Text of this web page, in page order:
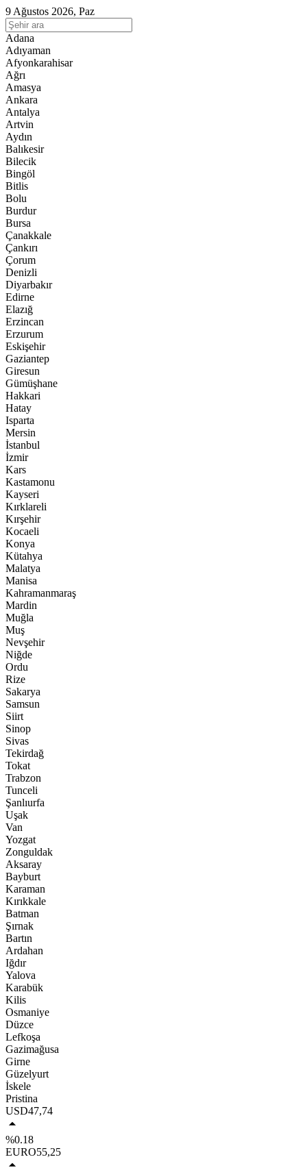
9 Ağustos 2026, Paz
Adana
Adıyaman
Afyonkarahisar
Ağrı
Amasya
Ankara
Antalya
Artvin
Aydın
Balıkesir
Bilecik
Bingöl
Bitlis
Bolu
Burdur
Bursa
Çanakkale
Çankırı
Çorum
Denizli
Diyarbakır
Edirne
Elazığ
Erzincan
Erzurum
Eskişehir
Gaziantep
Giresun
Gümüşhane
Hakkari
Hatay
Isparta
Mersin
İstanbul
İzmir
Kars
Kastamonu
Kayseri
Kırklareli
Kırşehir
Kocaeli
Konya
Kütahya
Malatya
Manisa
Kahramanmaraş
Mardin
Muğla
Muş
Nevşehir
Niğde
Ordu
Rize
Sakarya
Samsun
Siirt
Sinop
Sivas
Tekirdağ
Tokat
Trabzon
Tunceli
Şanlıurfa
Uşak
Van
Yozgat
Zonguldak
Aksaray
Bayburt
Karaman
Kırıkkale
Batman
Şırnak
Bartın
Ardahan
Iğdır
Yalova
Karabük
Kilis
Osmaniye
Düzce
Lefkoşa
Gazimağusa
Girne
Güzelyurt
İskele
Pristina
USD47,74
%0.18
EURO55,25